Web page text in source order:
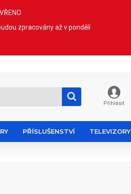
zpracovány až v pondělí
Přihlásit
PŘÍSLUŠENSTVÍ TELEVIZORY